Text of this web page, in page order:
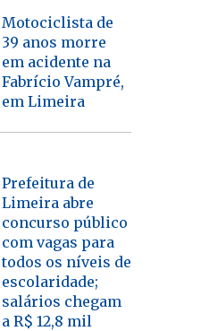
Motociclista de
39 anos morre
em acidente na
Fabrício Vampré,
em Limeira
Prefeitura de
Limeira abre
concurso público
com vagas para
todos os níveis de
escolaridade;
salários chegam
a R$ 12,8 mil